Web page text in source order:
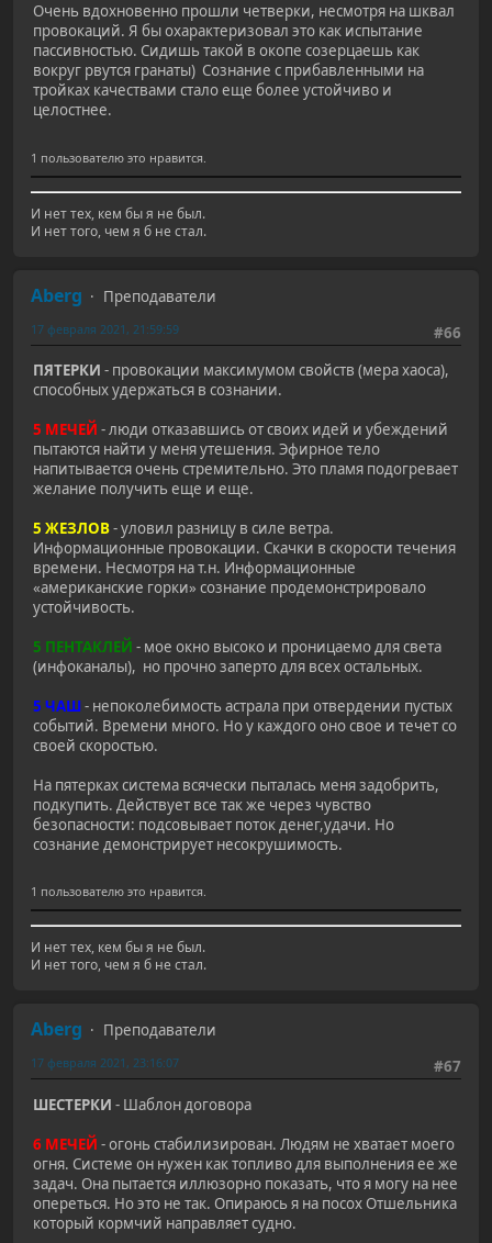
Очень вдохновенно прошли четверки, несмотря на шквал
провокаций. Я бы охарактеризовал это как испытание
пассивностью. Сидишь такой в окопе созерцаешь как
вокруг рвутся гранаты) Сознание с прибавленными на
тройках качествами стало еще более устойчиво и
целостнее.
1 пользователю это нравится.
И нет тех, кем бы я не был.
И нет того, чем я б не стал.
Aberg
Преподаватели
#66
17 февраля 2021, 21:59:59
ПЯТЕРКИ - провокации максимумом свойств (мера хаоса),
способных удержаться в сознании.
5 МЕЧЕЙ - люди отказавшись от своих идей и убеждений
пытаются найти у меня утешения. Эфирное тело
напитывается очень стремительно. Это пламя подогревает
желание получить еще и еще.
5 ЖЕЗЛОВ- уловил разницу в силе ветра.
Информационные провокации. Скачки в скорости течения
времени. Несмотря на т.н. Информационные
«американские горки» сознание продемонстрировало
устойчивость.
5 ПЕНТАКЛЕЙ - мое окно высоко и проницаемо для света
(инфоканалы), но прочно заперто для всех остальных.
5 ЧАШ- непоколебимость астрала при отвердении пустых
событий. Времени много. Но у каждого оно свое и течет со
своей скоростью.
На пятерках система всячески пыталась меня задобрить,
подкупить. Действует все так же через чувство
безопасности: подсовывает поток денег,удачи. Но
сознание демонстрирует несокрушимость.
1 пользователю это нравится.
И нет тех, кем бы я не был.
И нет того, чем я б не стал.
Aberg
Преподаватели
#67
17 февраля 2021, 23:16:07
ШЕСТЕРКИ - Шаблон договора
6 МЕЧЕЙ - огонь стабилизирован. Людям не хватает моего
огня. Системе он нужен как топливо для выполнения ее же
задач. Она пытается иллюзорно показать, что я могу на нее
опереться. Но это не так. Опираюсь я на посох Отшельника
который кормчий направляет судно.